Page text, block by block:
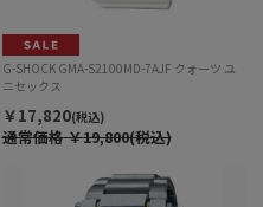
G-SHOCK GMA-S2100MD-7AJF クォーツ ユ
ニセックス
￥17,820(税込)
通常価格￥19,800(税込)